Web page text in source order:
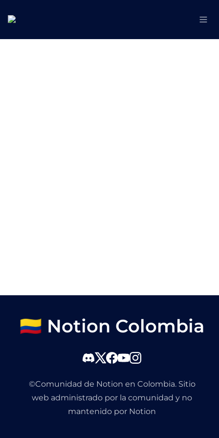
🇨🇴 Notion Colombia
©Comunidad de Notion en Colombia. Sitio
web administrado por la comunidad y no
mantenido por Notion